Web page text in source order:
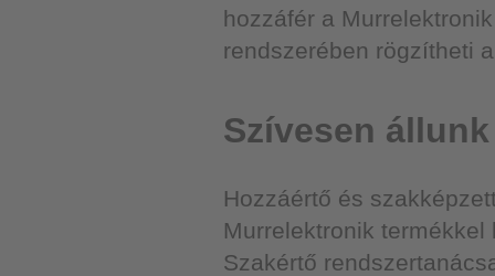
hozzáfér a
rendszerében rögzítheti
Szívesen
Hozzáértő és
Murrelektronik
Szakértő